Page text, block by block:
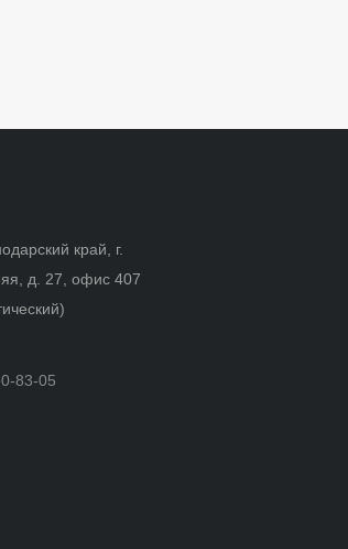
край, г.
д. 27, офис 407
83-05